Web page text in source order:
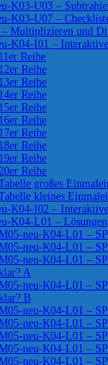
K03-U03 –
K03-U07 –
Multiplizieren und
K04-I01 –
11er Reihe
12er Reihe
13er Reihe
14er Reihe
15er Reihe
16er Reihe
17er Reihe
18er Reihe
19er Reihe
Reihe
großes
kleines
K04-I02 –
K04-L01 – Lösungen
neu-K04-L01 –
neu-K04-L01 –
neu-K04-L01 –
A
neu-K04-L01 –
B
neu-K04-L01 –
neu-K04-L01 –
neu-K04-L01 –
neu-K04-L01 –
neu-K04-L01 –